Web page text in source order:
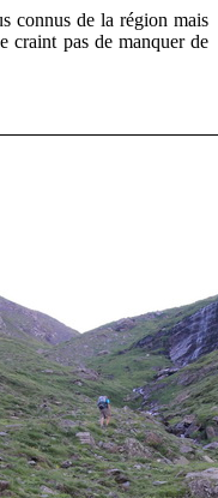
connus de la région mais
craint pas de manquer de